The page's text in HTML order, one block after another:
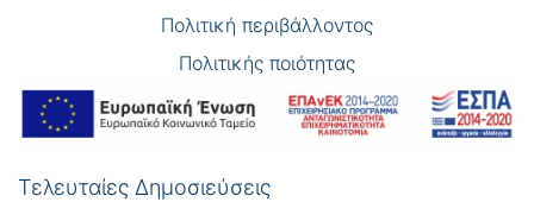
Πολιτική περιβάλλοντος
Πολιτικής ποιότητας
Τελευταίες Δημοσιεύσεις